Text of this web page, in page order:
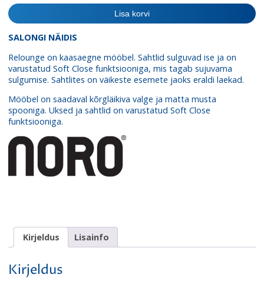
600
kogus
Lisa korvi
SALONGI NÄIDIS
Relounge on kaasaegne mööbel. Sahtlid sulguvad ise ja on
varustatud Soft Close funktsiooniga, mis tagab sujuvama
sulgumise. Sahtlites on väikeste esemete jaoks eraldi laekad.
Mööbel on saadaval kõrgläikiva valge ja matta musta
spooniga. Uksed ja sahtlid on varustatud Soft Close
funktsiooniga.
Kirjeldus Lisainfo
Kirjeldus